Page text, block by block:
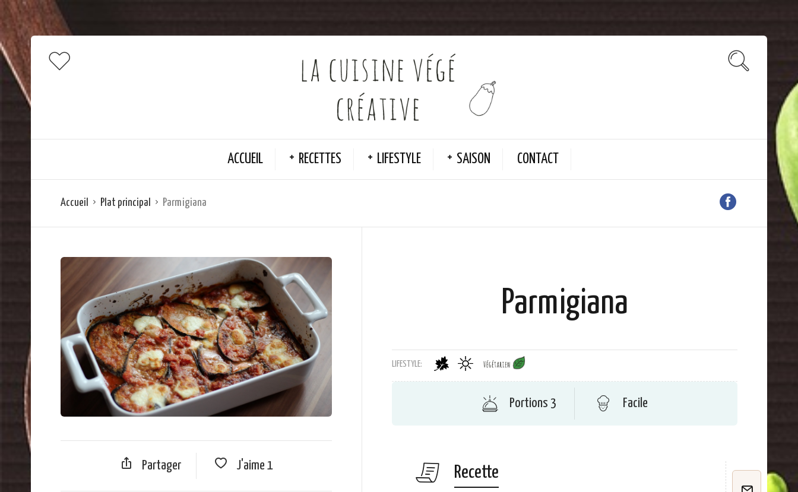
ACCUEIL RECETTES LIFESTYLE SAISON CONTACT
Accueil Plat principal Parmigiana
Partager J'aime 1
Parmigiana
LIFESTYLE:
Portions 3 Facile
Recette